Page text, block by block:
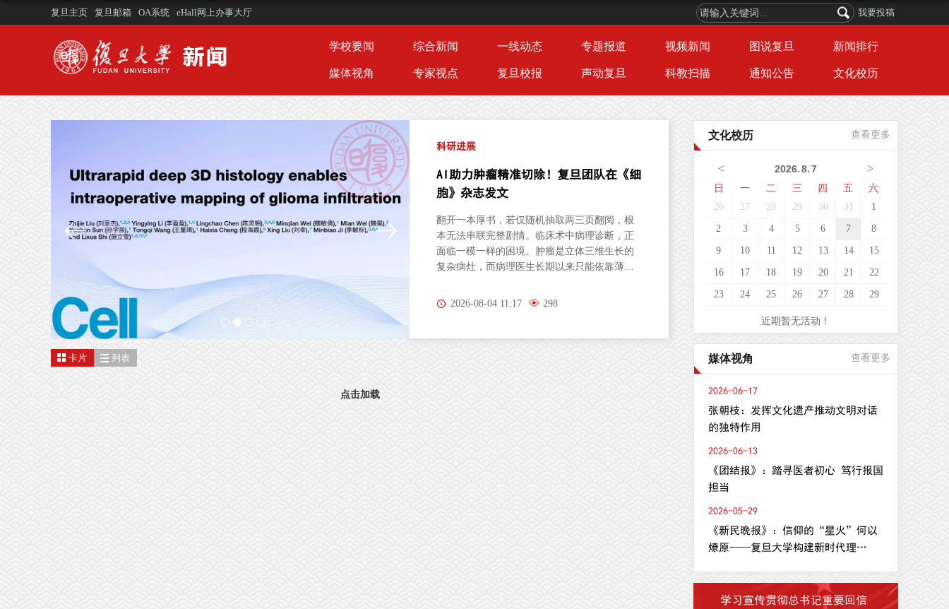
复旦主页 复旦邮箱 OA系统 eHall网上办事大厅 我要投稿
学校要闻 综合新闻 一线动态 专题报道 视频新闻 图说复旦 新闻排行
媒体视角 专家视点 复旦校报 声动复旦 科教扫描 通知公告 文化校历
科研进展
AI助力肿瘤精准切除！复旦团队在《细
胞》杂志发文
翻开一本厚书，若仅随机抽取两三页翻阅，根
本无法串联完整剧情。临床术中病理诊断，正
面临一模一样的困境。肿瘤是立体三维生长的
复杂病灶，而病理医生长期以来只能依靠薄薄
胶质瘤，肿瘤细胞沿组织间隙立体蔓延、分布
2026-08-04 11:17 298
卡片 列表
点击加载
文化校历 查看更多
< >
2026.8.7
日
一 二 三 四 五 六
26 27 28 29 30 31 1
2 3 4 5 6 7 8
9 10 11 12 13 14 15
16 17 18 19 20 21 22
23 24 25 26 27 28 29
近期暂无活动！
媒体视角 查看更多
2026-06-17
张朝枝：发挥文化遗产推动文明对话
的独特作用
2026-06-13
《团结报》：踏寻医者初心 笃行报国
担当
2026-05-29
《新民晚报》：信仰的“星火”何以
燎原——复旦大学构建新时代理
学习宣传贯彻总书记重要回信